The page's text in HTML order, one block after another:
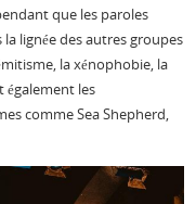
que les paroles
lignée des autres groupes
la xénophobie, la
également les
comme Sea Shepherd,